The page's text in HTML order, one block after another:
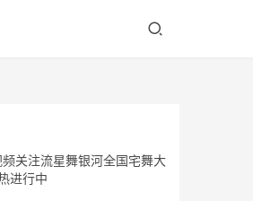
关注流星舞银河全国宅舞大
进行中